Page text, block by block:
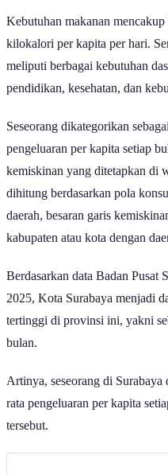
Kebutuhan makanan
kilokalori per kapita per hari.
meliputi berbagai kebutuhan
pendidikan, kesehatan, dan
Seseorang dikategorikan
pengeluaran per kapita setiap
kemiskinan yang ditetapkan di
dihitung berdasarkan pola
daerah, besaran garis
kabupaten atau kota dengan
Berdasarkan data Badan Pusat
2025, Kota Surabaya menjadi
tertinggi di provinsi ini, yakni
bulan.
Artinya, seseorang di
rata pengeluaran per kapita
tersebut.